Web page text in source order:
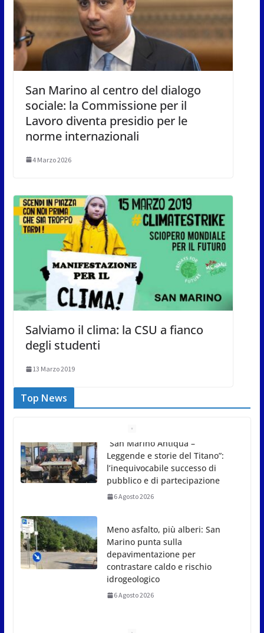
San Marino al centro del dialogo
sociale: la Commissione per il
Lavoro diventa presidio per le
norme internazionali
4 Marzo 2026
Salviamo il clima: la CSU a fianco
degli studenti
13 Marzo 2019
Top News
Meno asfalto, più alberi: San
Marino punta sulla
depavimentazione per
contrastare caldo e rischio
San Marino. USL: l’inferno di
Marcinelle diventi monito e
memoria collettiva
6 Agosto 2026